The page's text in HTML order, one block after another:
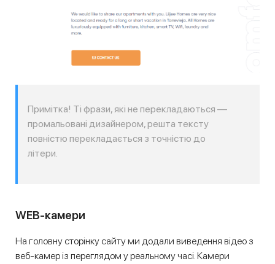
Примітка! Ті фрази, які не перекладаються —
промальовані дизайнером, решта тексту
повністю перекладається з точністю до
літери.
WEB-камери
На головну сторінку сайту ми додали виведення відео з
веб-камер із переглядом у реальному часі. Камери